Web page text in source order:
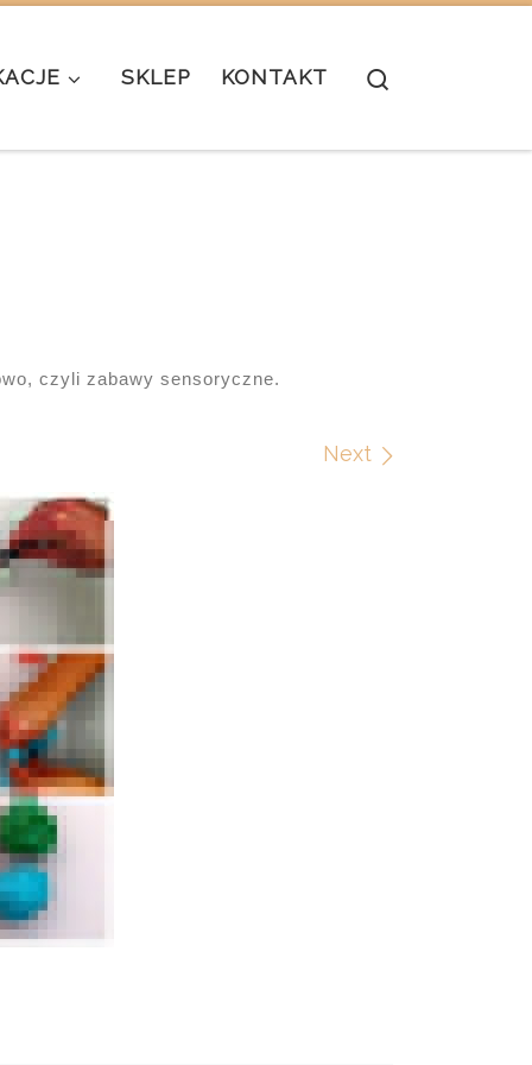
SKLEP KONTAKT
czyli zabawy sensoryczne.
Next